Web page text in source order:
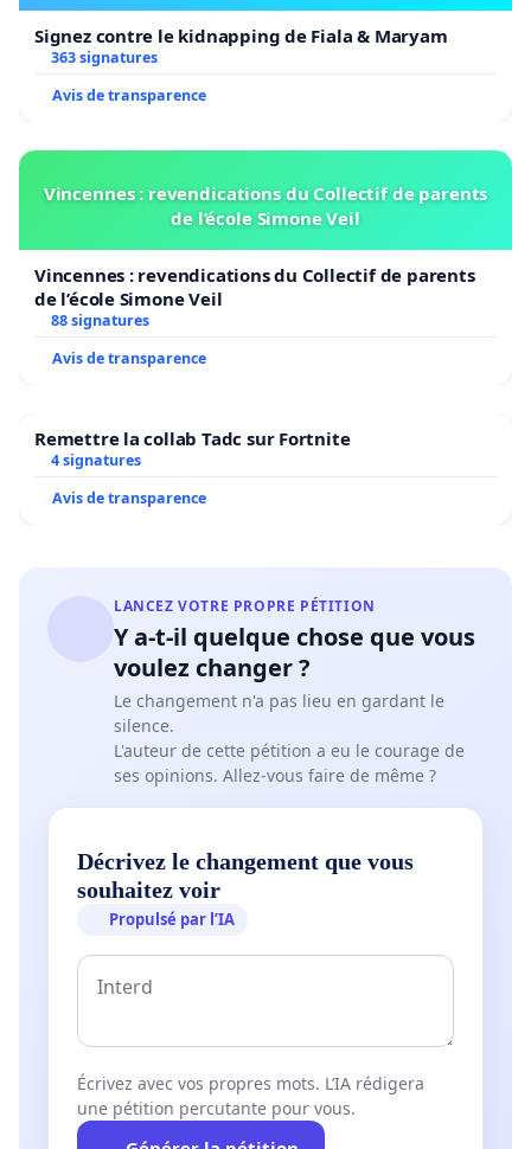
Signez contre le kidnapping de Fiala & Maryam
363 signatures
Avis de transparence
Vincennes : revendications du Collectif de parents
de l’école Simone Veil
Vincennes : revendications du Collectif de parents
de l’école Simone Veil
88 signatures
Avis de transparence
Remettre la collab Tadc sur Fortnite
4 signatures
Avis de transparence
LANCEZ VOTRE PROPRE PÉTITION
Y a-t-il quelque chose que vous
voulez changer ?
Le changement n'a pas lieu en gardant le
silence.
L'auteur de cette pétition a eu le courage de
ses opinions. Allez-vous faire de même ?
Décrivez le changement que vous
souhaitez voir
Propulsé par l’IA
Écrivez avec vos propres mots. L’IA rédigera
une pétition percutante pour vous.